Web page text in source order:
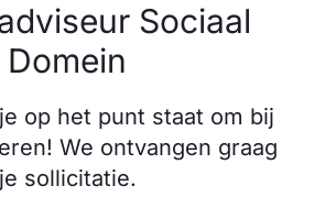
Sociaal
Domein
op het punt staat om bij
We ontvangen graag
je sollicitatie.